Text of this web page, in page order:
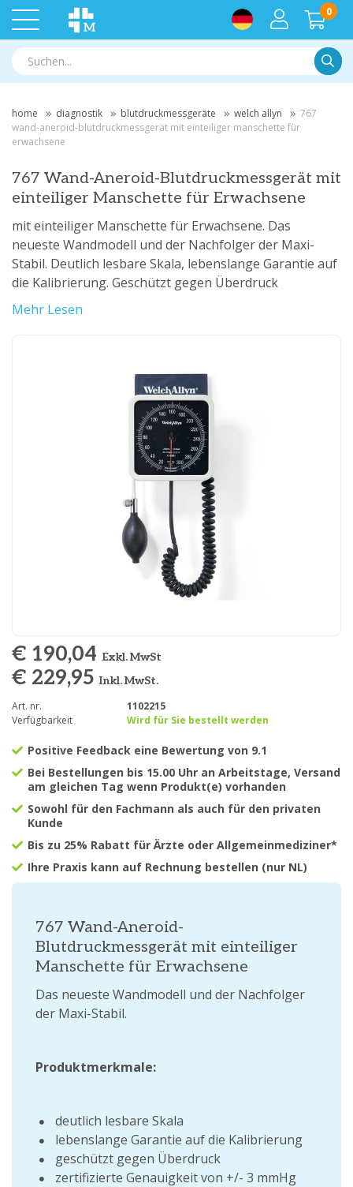
0
home diagnostik blutdruckmessgeräte welch allyn
767
wand-aneroid-blutdruckmessgerät mit einteiliger manschette für
erwachsene
767 Wand-Aneroid-Blutdruckmessgerät mit
einteiliger Manschette für Erwachsene
mit einteiliger Manschette für Erwachsene. Das
neueste Wandmodell und der Nachfolger der Maxi-
Stabil. Deutlich lesbare Skala, lebenslange Garantie auf
die Kalibrierung. Geschützt gegen Überdruck
Mehr Lesen
€ 190,04 Exkl. MwSt
€ 229,95 Inkl. MwSt.
Art. nr.
1102215
Verfügbarkeit
Wird für Sie bestellt werden
Positive Feedback eine Bewertung von 9.1
Bei Bestellungen bis 15.00 Uhr an Arbeitstage, Versand
am gleichen Tag wenn Produkt(e) vorhanden
Sowohl für den Fachmann als auch für den privaten
Kunde
Bis zu 25% Rabatt für Ärzte oder Allgemeinmediziner*
Ihre Praxis kann auf Rechnung bestellen (nur NL)
767 Wand-Aneroid-
Blutdruckmessgerät mit einteiliger
Manschette für Erwachsene
Das neueste Wandmodell und der Nachfolger
der Maxi-Stabil.
Produktmerkmale:
deutlich lesbare Skala
lebenslange Garantie auf die Kalibrierung
geschützt gegen Überdruck
zertifizierte Genauigkeit von +/- 3 mmHg